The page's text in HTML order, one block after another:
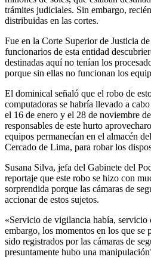
trámites judiciales. Sin embargo,
distribuidas en las cortes.
Fue en la Corte Superior de Justicia
funcionarios de esta entidad
destinadas aquí no tenían los
porque sin ellas no funcionan los
El dominical señaló que el robo de
computadoras se habría llevado a
el 16 de enero y el 28 de noviembre
responsables de este hurto
equipos permanecían en el almacén
Cercado de Lima, para robar los
Susana Silva, jefa del Gabinete del
reportaje que este robo se hizo con
sorprendida porque las cámaras de
accionar de estos sujetos.
«Servicio de vigilancia había, servicio
embargo, los momentos en los que se
sido registrados por las cámaras de
presuntamente hubo una